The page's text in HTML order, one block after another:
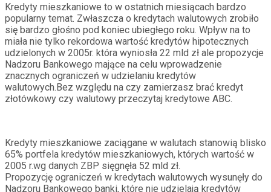
Kredyty mieszkaniowe to w ostatnich miesiącach bardzo
popularny temat. Zwłaszcza o kredytach walutowych zrobiło
się bardzo głośno pod koniec ubiegłego roku. Wpływ na to
miała nie tylko rekordowa wartość kredytów hipotecznych
udzielonych w 2005r. która wyniosła 22 mld zł ale propozycje
Nadzoru Bankowego mające na celu wprowadzenie
znacznych ograniczeń w udzielaniu kredytów
walutowych.Bez względu na czy zamierzasz brać kredyt
złotówkowy czy walutowy przeczytaj kredytowe ABC.
Kredyty mieszkaniowe zaciągane w walutach stanowią blisko
65% portfela kredytów mieszkaniowych, których wartość w
2005 r.wg danych ZBP sięgnęła 52 mld zł.
Propozycję ograniczeń w kredytach walutowych wysunęły do
Nadzoru Bankowego banki, które nie udzielają kredytów